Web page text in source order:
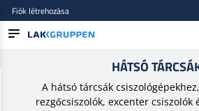
BLOG
Fiók létrehozása
HÁTSÓ
A hátsó tárcsák
rezgőcsiszolók, excenter csiszolók